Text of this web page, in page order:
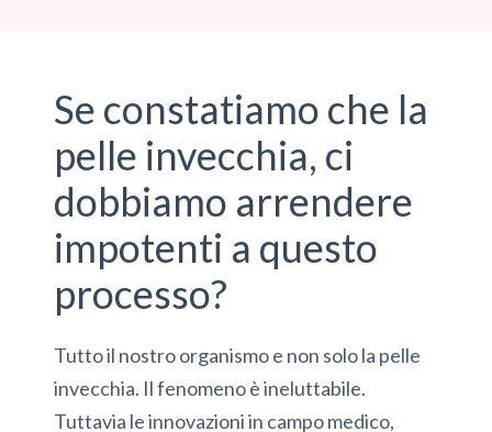
Se constatiamo che la
pelle invecchia, ci
dobbiamo arrendere
impotenti a questo
processo?
Tutto il nostro organismo e non solo la pelle
invecchia. Il fenomeno è ineluttabile.
Tuttavia le innovazioni in campo medico,